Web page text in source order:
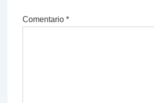
Comentario *